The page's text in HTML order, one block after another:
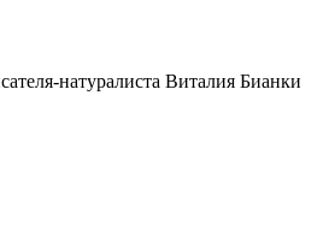
натуралиста Виталия Бианки